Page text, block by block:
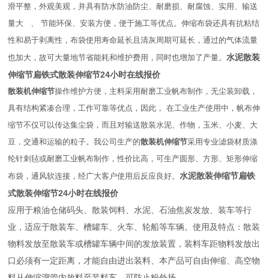
滑平整，外观美观，并具有防水防油防尘、耐磨损、耐腐蚀、实用、输送
量大 、 节能环保、安装方便，便于施工等优点。伸缩布袋还具有抗粘结
性和易于剥离性，布袋使用寿命延长且清灰周期可延长，通过的气体流量
也加大，故可大量地节省能耗和维护费用，同时也增加了产量。水泥散装
伸缩节扁铁式散装伸缩节24小时在线报价
散装机伸缩节操作维护方便，主料采用耐磨工业帆布制作，无尘装卸载，
具有结构紧凑合理，工作可靠等优点，因此， 在工业生产使用中，帆布伸
缩节不仅可以传达集尘袋，而且对输送散装水泥、作物，玉米、小麦、大
豆，交通和运输的粒子。我公司生产的散装机伸缩节采用专业滤袋材质涤
纶针刺毡或耐磨工业帆布制作，性价比高，可生产圆形、方形、矩形伸缩
布袋，通风软连接，经广大客户使用后反应良好。水泥散装伸缩节扁铁
式散装伸缩节24小时在线报价
应用于粮油仓储码头、散装饲料、水泥、石油焦炭发放、装车等行
业，适应于散装车、槽罐车、火车、轮船等车辆。使用及特点：散装
物料发放至散装车或槽罐车辆中间的发放装置，装料车距物料发放出
口必须有一定距离，才能自由进出装料、本产品可自由伸缩、高空物